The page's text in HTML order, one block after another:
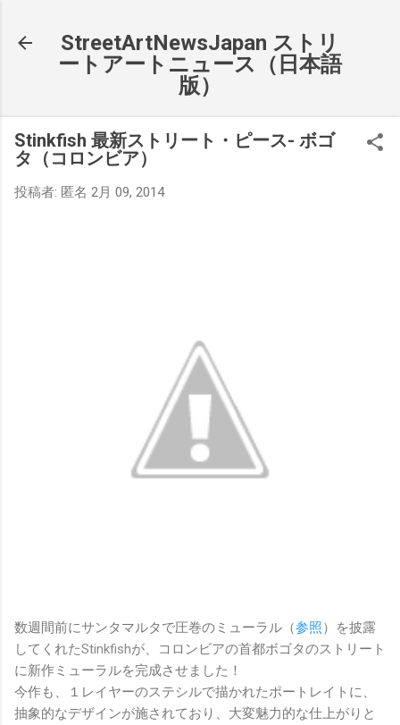
StreetArtNewsJapan ストリ
ートアートニュース（日本語
版）
Stinkfish 最新ストリート・ピース- ボゴ
タ（コロンビア）
投稿者: 匿名 2月 09, 2014
数週間前にサンタマルタで圧巻のミューラル（参照）を披露
してくれたStinkfishが、コロンビアの首都ボゴタのストリート
に新作ミューラルを完成させました！
今作も、１レイヤーのステシルで描かれたポートレイトに、
抽象的なデザインが施されており、大変魅力的な仕上がりと